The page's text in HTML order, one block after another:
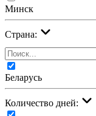
Минск
Страна:
Беларусь
Количество дней: